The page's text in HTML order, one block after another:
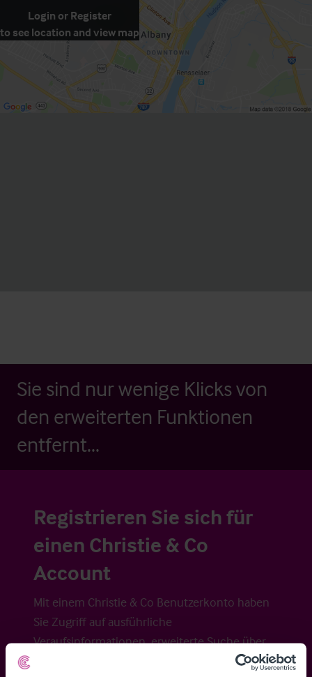
Login or Register
to see location and view map
Sie sind nur wenige Klicks von
den erweiterten Funktionen
entfernt...
Registrieren Sie sich für
einen Christie & Co
Account
Mit einem Christie & Co Benutzerkonto haben
Sie Zugriff auf ausführliche
Veraufsinformationen, erweiterte Suche über